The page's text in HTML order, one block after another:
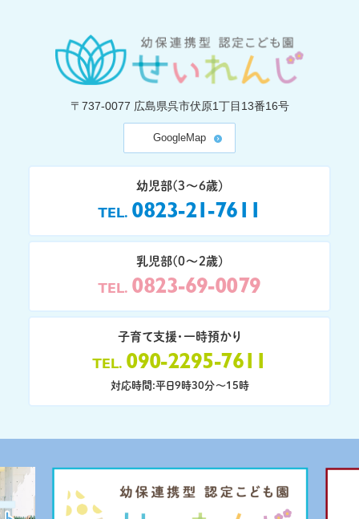
〒737-0077 広島県呉市伏原1丁目13番16号
GoogleMap
幼児部(3〜6歳)
TEL 0823-21-7611
乳児部(0〜2歳)
TEL 0823-69-0079
子育て支援・一時預かり
TEL 090-2295-7611
対応時間:平日9時30分〜15時